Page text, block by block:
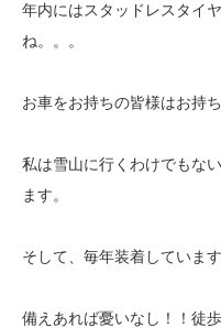
年内にはスタッドレスタイ
ね。。。
お車をお持ちの皆様はお持
私は雪山に行くわけでもな
ます。
そして、毎年装着しています
備えあれば憂いなし！！徒